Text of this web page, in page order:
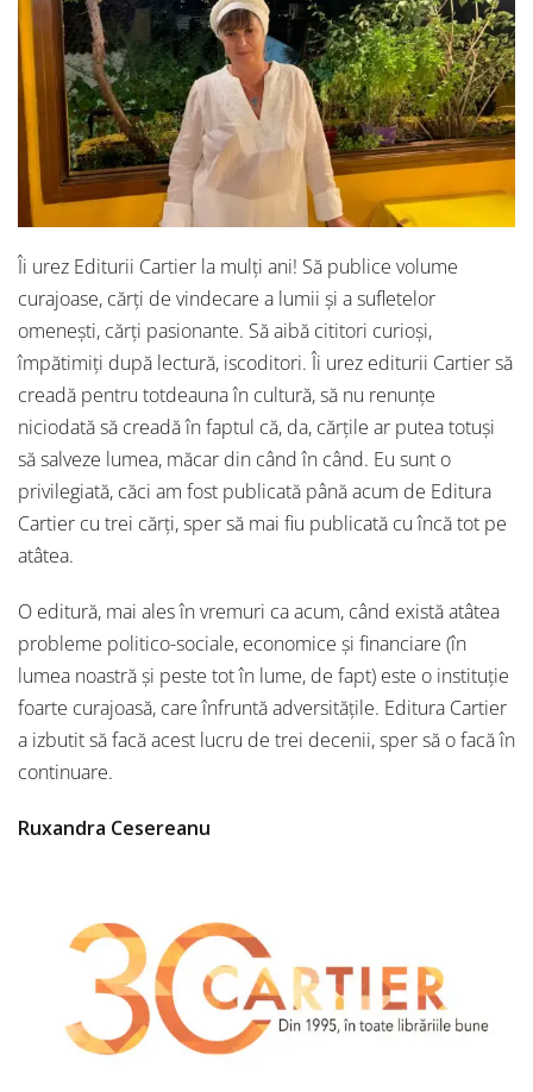
Îi urez Editurii Cartier la mulți ani! Să publice volume
curajoase, cărți de vindecare a lumii și a sufletelor
omenești, cărți pasionante. Să aibă cititori curioși,
împătimiți după lectură, iscoditori. Îi urez editurii Cartier să
creadă pentru totdeauna în cultură, să nu renunțe
niciodată să creadă în faptul că, da, cărțile ar putea totuși
să salveze lumea, măcar din când în când. Eu sunt o
privilegiată, căci am fost publicată până acum de Editura
Cartier cu trei cărți, sper să mai fiu publicată cu încă tot pe
atâtea.
O editură, mai ales în vremuri ca acum, când există atâtea
probleme politico-sociale, economice și financiare (în
lumea noastră și peste tot în lume, de fapt) este o instituție
foarte curajoasă, care înfruntă adversitățile. Editura Cartier
a izbutit să facă acest lucru de trei decenii, sper să o facă în
continuare.
Ruxandra Cesereanu